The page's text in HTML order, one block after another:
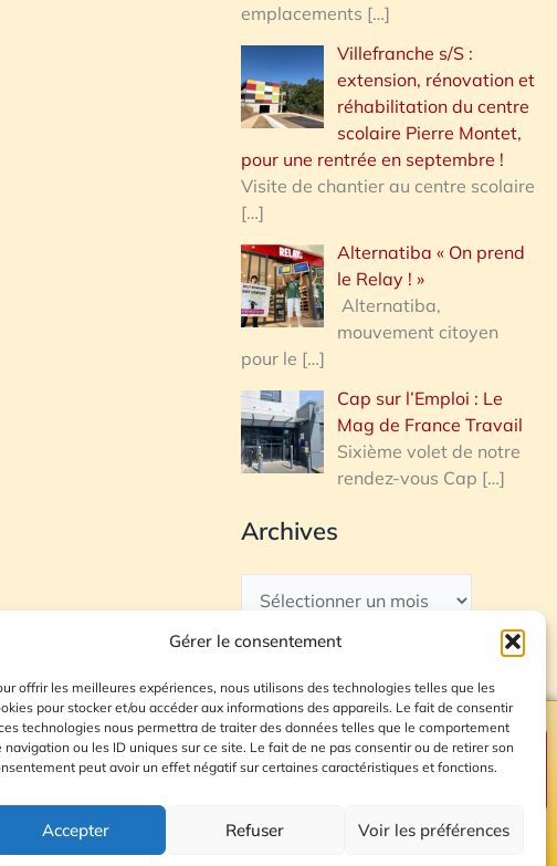
Gérer le consentement
offrir les meilleures expériences, nous utilisons des technologies telles que les
pour stocker et/ou accéder aux informations des appareils. Le fait de consentir
technologies nous permettra de traiter des données telles que le comportement
navigation ou les ID uniques sur ce site. Le fait de ne pas consentir ou de retirer son
peut avoir un effet négatif sur certaines caractéristiques et fonctions.
Accepter Refuser Voir les préférences
emplacements […]
Villefranche s/S :
extension, rénovation et
réhabilitation du centre
scolaire Pierre Montet,
pour une rentrée en septembre !
Visite de chantier au centre scolaire
[…]
Alternatiba « On prend
le Relay ! »
Alternatiba,
mouvement citoyen
pour le […]
Cap sur l’Emploi : Le
Mag de France Travail
Sixième volet de notre
rendez-vous Cap […]
Archives
Plan du site